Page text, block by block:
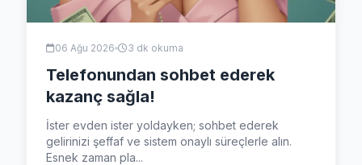
06 Ağu 2026 3 dk okuma
Telefonundan sohbet ederek
kazanç sağla!
İster evden ister yoldayken; sohbet ederek
gelirinizi şeffaf ve sistem onaylı süreçlerle alın.
Esnek zaman pla...